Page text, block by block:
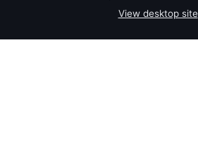
View desktop site